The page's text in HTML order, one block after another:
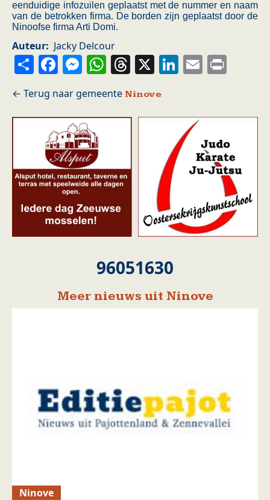
eenduidige infozuilen geplaatst met de nummer en naam
van de betrokken firma. De borden zijn geplaatst door de
Ninoofse firma Arti Domi.
Auteur Jacky Delcour
ShareFacebook
Messenger
WhatsApp
Threads
X LinkedIn
Email
Ninove
96051630
Meer nieuws uit Ninove
Ninove